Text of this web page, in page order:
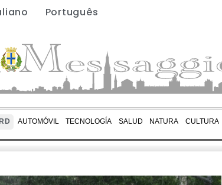
Português
AUTOMÓVIL TECNOLOGÍA SALUD NATURA CULTURA